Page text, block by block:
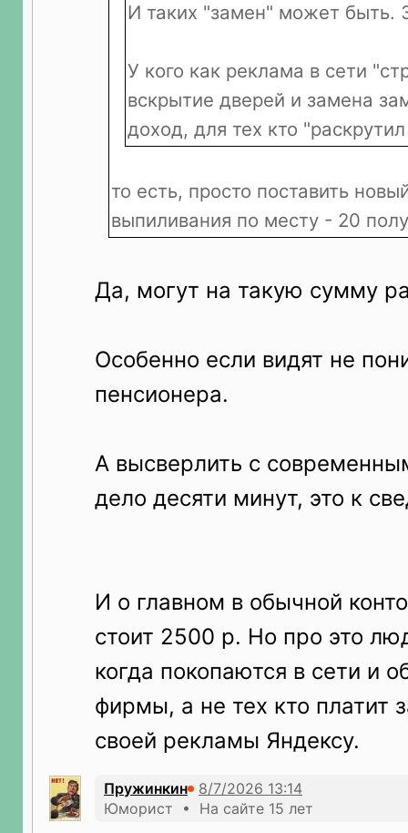
И таких "замен" может быть.
У кого как реклама в сети
вскрытие дверей и замена
доход, для тех кто
то есть, просто поставить
выпиливания по месту - 20
Да, могут на такую сумму
Особенно если видят не
пенсионера.
А высверлить с
дело десяти минут, это к
И о главном в обычной
стоит 2500 р. Но про это
когда покопаются в сети и
фирмы, а не тех кто платит
своей рекламы Яндексу.
Пружинкин
Юморист • На сайте 15 лет